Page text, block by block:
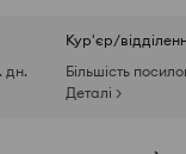
дн.
Кур'єр/
Більшість
Деталі >